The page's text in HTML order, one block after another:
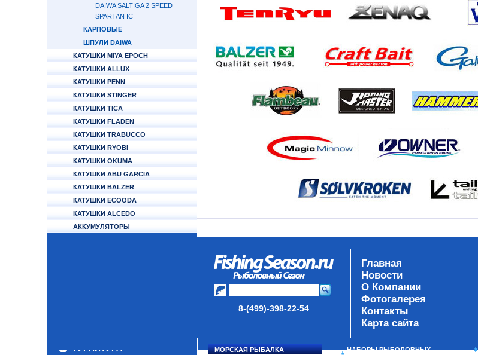
DAIWA SALTIGA 2 SPEED
SPARTAN IC
КАРПОВЫЕ
ШПУЛИ DAIWA
КАТУШКИ MIYA EPOCH
КАТУШКИ ALLUX
КАТУШКИ PENN
КАТУШКИ STINGER
КАТУШКИ TICA
КАТУШКИ FLADEN
КАТУШКИ TRABUCCO
КАТУШКИ RYOBI
КАТУШКИ OKUMA
КАТУШКИ ABU GARCIA
КАТУШКИ BALZER
КАТУШКИ ECOODA
КАТУШКИ ALCEDO
АККУМУЛЯТОРЫ
8-(499)-398-22-54
Главная
Новости
О Компании
Фотогалерея
Контакты
Карта сайта
МОРСКАЯ РЫБАЛКА
НАБОРЫ РЫБОЛОВНЫХ